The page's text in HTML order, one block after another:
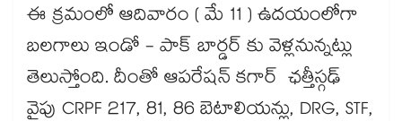
ఈ క్రమంలో ఆదివారం ( మే 11 ) ఉదయంలోగా
బలగాలు ఇండో - పాక్ బార్డర్ కు వెళ్లనున్నట్లు
తెలుస్తోంది. దీంతో ఆపరేషన్ కగార్ ఛత్తీస్గఢ్
వైపు CRPF 217, 81, 86 బెటాలియన్లు, DRG, STF,